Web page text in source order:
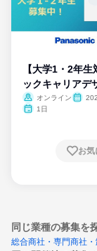
【大学1・2年
ックキャリアデ
ム
オンライン
1日
お気
同じ業種の募集を
総合商社・専門商社